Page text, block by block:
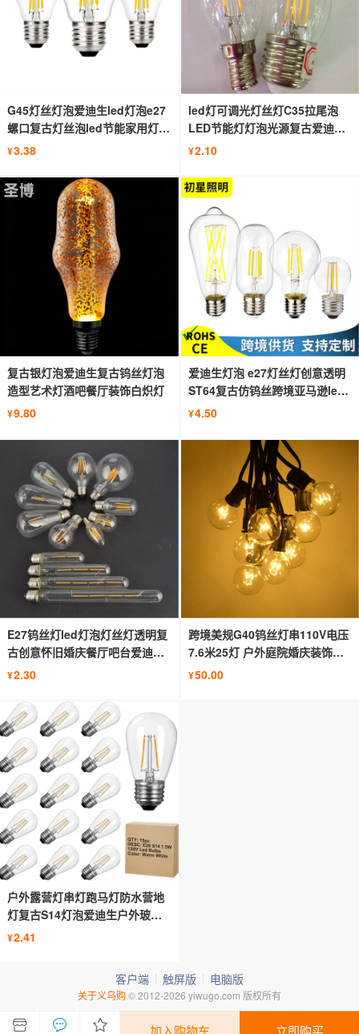
G45灯丝灯泡爱迪生led灯泡e27
螺口复古灯丝泡led节能家用灯泡
bulb
¥3.38
led灯可调光灯丝灯C35拉尾泡
LED节能灯灯泡光源复古爱迪生
尖泡
¥2.10
复古银灯泡爱迪生复古钨丝灯泡
造型艺术灯酒吧餐厅装饰白炽灯
¥9.80
爱迪生灯泡 e27灯丝灯创意透明
ST64复古仿钨丝跨境亚马逊led
灯泡
¥4.50
E27钨丝灯led灯泡灯丝灯透明复
古创意怀旧婚庆餐厅吧台爱迪生
灯泡
¥2.30
跨境美规G40钨丝灯串110V电压
7.6米25灯 户外庭院婚庆装饰场
景灯
¥50.00
户外露营灯串灯跑马灯防水营地
灯复古S14灯泡爱迪生户外玻璃
钨丝
¥2.41
客户端 触屏版 电脑版
关于义乌购© 2012-2026 yiwugo.com 版权所有
加入购物车 立即购买